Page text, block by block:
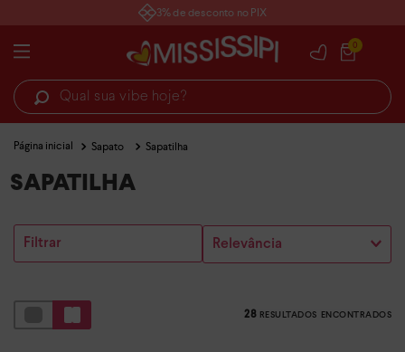
3% de desconto no PIX
0
Qual sua vibe hoje?
Sapato Sapatilha
SAPATILHA
Filtrar Relevância
28